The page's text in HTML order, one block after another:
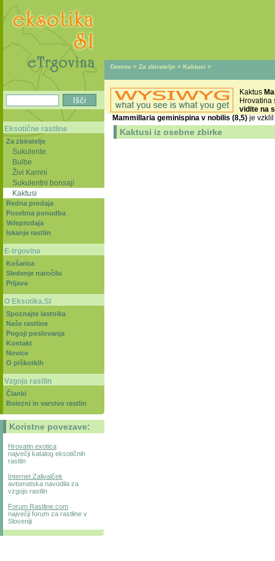
Domov > Za zbiratelje > Kaktusi >
Kaktus
Hrovatina
vidite na
Mammillaria geminispina v nobilis (8,5) je
Kaktusi iz osebne zbirke
Eksotične rastline
Za zbiratelje
Sukulente
Bulbe
Živi Kamni
Sukulentni bonsaji
Kaktusi
Redna prodaja
Posebna ponudba
Veleprodaja
Iskanje rastlin
E-trgovina
Košarica
Sledenje naročilu
Prijava
O Eksotika.SI
Spoznajte lastnika
Naše rastline
Pogoji poslovanja
Kontakt
Novice
O piškotkih
Vzgoja rastlin
Članki
Bolezni in varstvo rastlin
Koristne povezave:
Hrovatin exotica
največji katalog eksotičnih
rastlin
Internet Zalivalček
avtomatska navodila za
vzgojo rastlin
Forum Rastline.com
največji forum za rastline v
Sloveniji